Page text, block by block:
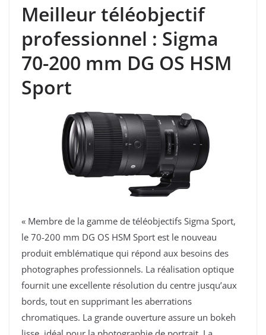
Meilleur téléobjectif
professionnel : Sigma
70-200 mm DG OS HSM
Sport
« Membre de la gamme de téléobjectifs Sigma Sport,
le 70-200 mm DG OS HSM Sport est le nouveau
produit emblématique qui répond aux besoins des
photographes professionnels. La réalisation optique
fournit une excellente résolution du centre jusqu’aux
bords, tout en supprimant les aberrations
chromatiques. La grande ouverture assure un bokeh